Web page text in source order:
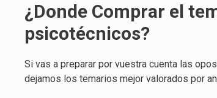
¿Donde Comprar el
psicotécnicos?
Si vas a preparar por vuestra cuenta las
dejamos los temarios mejor valorados por